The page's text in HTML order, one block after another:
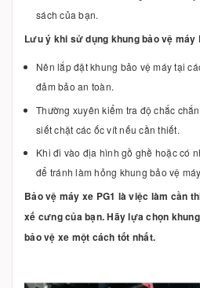
sách của bạn.
Lưu ý khi sử dụng khung bảo vệ máy
Nên lắp đặt khung bảo vệ máy tại
đảm bảo an toàn.
Thường xuyên kiểm tra độ chắc
siết chặt các ốc vít nếu cần thiết.
Khi đi vào địa hình gồ ghề hoặc có
để tránh làm hỏng khung bảo vệ
Bảo vệ máy xe PG1 là việc làm cần
xế cưng của bạn. Hãy lựa chọn
bảo vệ xe một cách tốt nhất.